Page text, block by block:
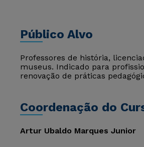
Público Alvo
Professores de história,
museus. Indicado para
renovação de práticas
Coordenação do
Artur Ubaldo Marques Junior